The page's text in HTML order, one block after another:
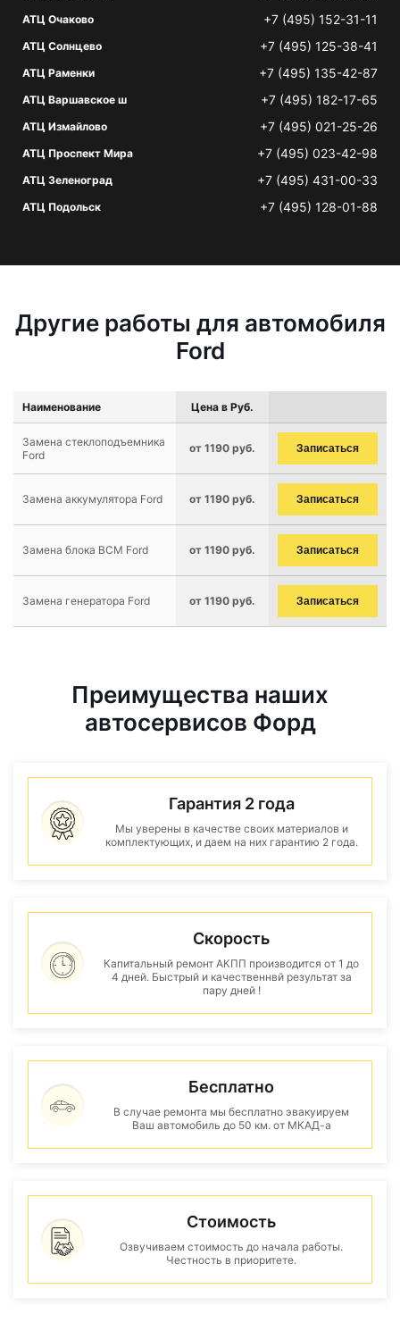
АТЦ Очаково +7 (495) 152-31-11
АТЦ Солнцево +7 (495) 125-38-41
АТЦ Раменки +7 (495) 135-42-87
АТЦ Варшавское ш +7 (495) 182-17-65
АТЦ Измайлово +7 (495) 021-25-26
АТЦ Проспект Мира +7 (495) 023-42-98
АТЦ Зеленоград +7 (495) 431-00-33
АТЦ Подольск +7 (495) 128-01-88
Другие работы для автомобиля
Ford
Наименование Цена в Руб.
Замена стеклоподъемника
Ford
от 1190 руб. Записаться
Замена аккумулятора Ford от 1190 руб. Записаться
Замена блока BCM Ford от 1190 руб. Записаться
Замена генератора Ford от 1190 руб. Записаться
Преимущества наших
автосервисов Форд
Гарантия 2 года
Мы уверены в качестве своих материалов и
комплектующих, и даем на них гарантию 2 года.
Скорость
Капитальный ремонт АКПП производится от 1 до
4 дней. Быстрый и качественнвй результат за
пару дней !
Бесплатно
В случае ремонта мы бесплатно эвакуируем
Ваш автомобиль до 50 км. от МКАД-а
Стоимость
Озвучиваем стоимость до начала работы.
Честность в приоритете.